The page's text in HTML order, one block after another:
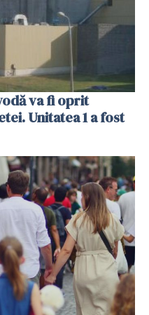
va fi oprit
Unitatea 1 a fost